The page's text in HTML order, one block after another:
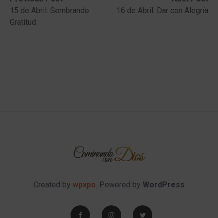
navigation
post:15 de Abril: Sembrando
Gratitud
post:
16 de Abril: Dar con Alegría
Created by wpxpo. Powered by WordPress